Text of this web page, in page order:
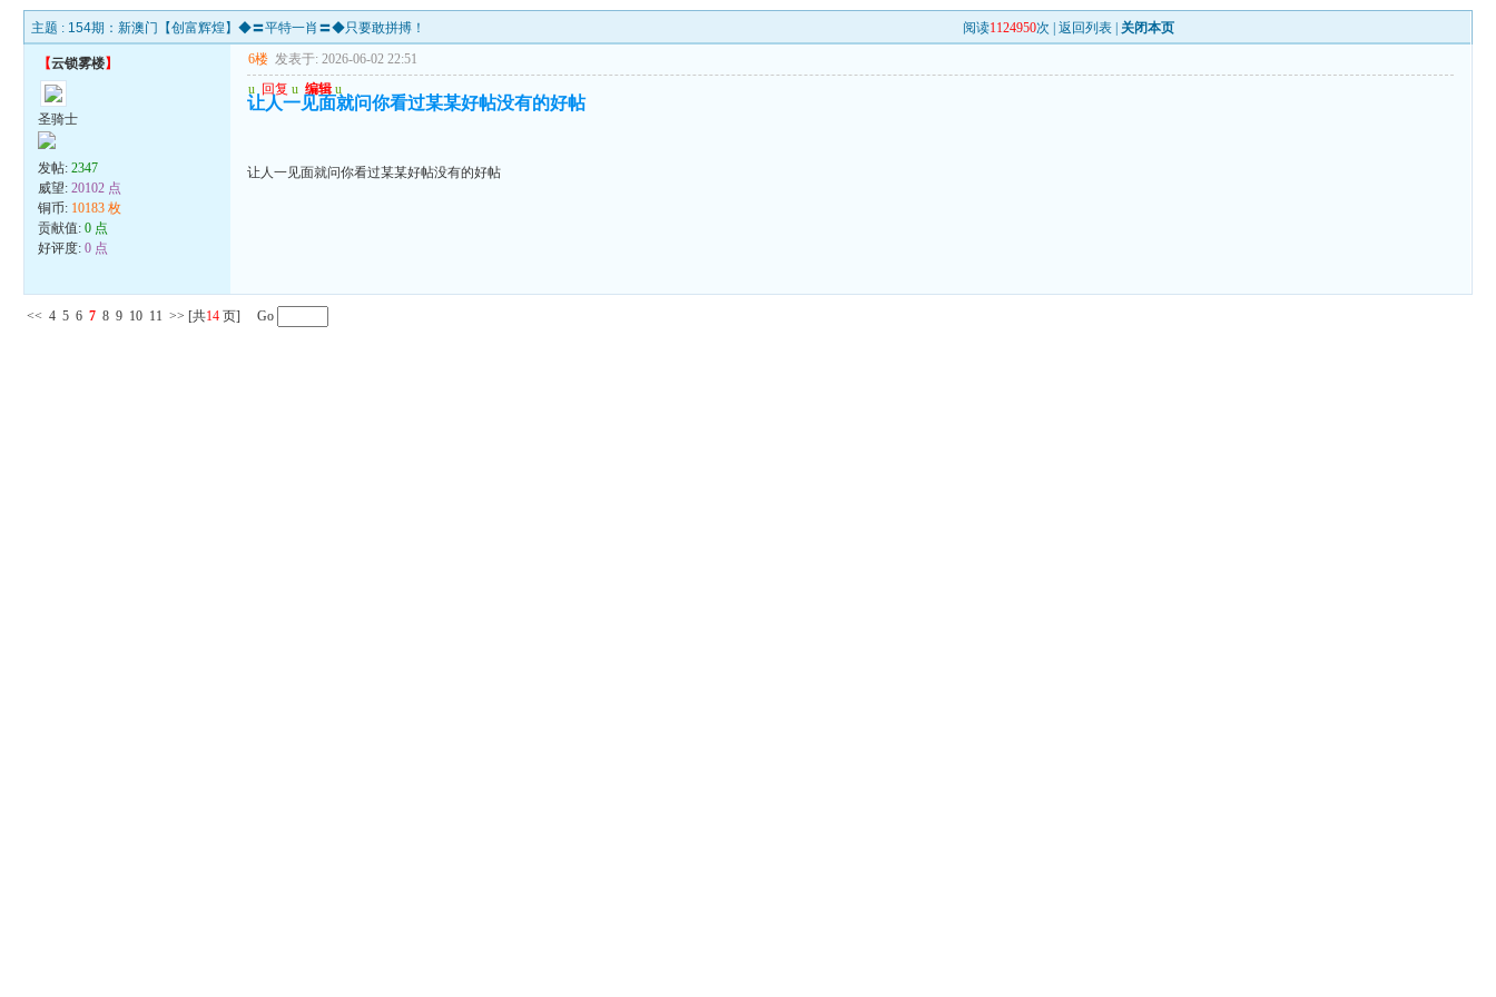
主题 : 154期：新澳门【创富辉煌】◆〓平特一肖〓◆只要敢拼搏！ 阅读1124950次 |返回列表 关闭本页
【云锁雾楼】
圣骑士
发帖:2347
威望:20102 点
铜币: 10183 枚
贡献值:0 点
好评度:0 点
6楼 发表于: 2026-06-02 22:51
u 回复 u 编辑 u
让人一见面就问你看过某某好帖没有的好帖
让人一见面就问你看过某某好帖没有的好帖
<< 4 5 6 7 8 9 10 11 >> [共14 页] Go